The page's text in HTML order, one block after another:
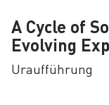
A Cycle of
Evolving
Uraufführung